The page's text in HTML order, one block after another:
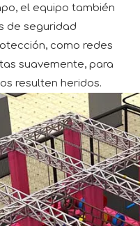
el equipo también
de seguridad
como redes
suavemente, para
resulten heridos.